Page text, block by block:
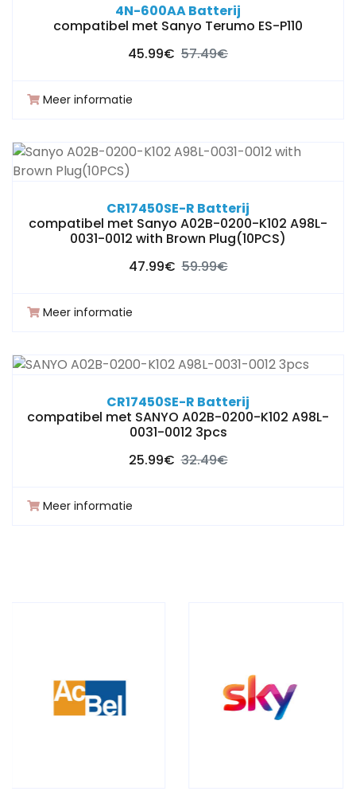
4N-600AA Batterij
compatibel met Sanyo Terumo ES-P110
45.99€ 57.49€
Meer informatie
CR17450SE-R Batterij
compatibel met Sanyo A02B-0200-K102 A98L-
0031-0012 with Brown Plug(10PCS)
47.99€ 59.99€
Meer informatie
CR17450SE-R Batterij
compatibel met SANYO A02B-0200-K102 A98L-
0031-0012 3pcs
25.99€ 32.49€
Meer informatie